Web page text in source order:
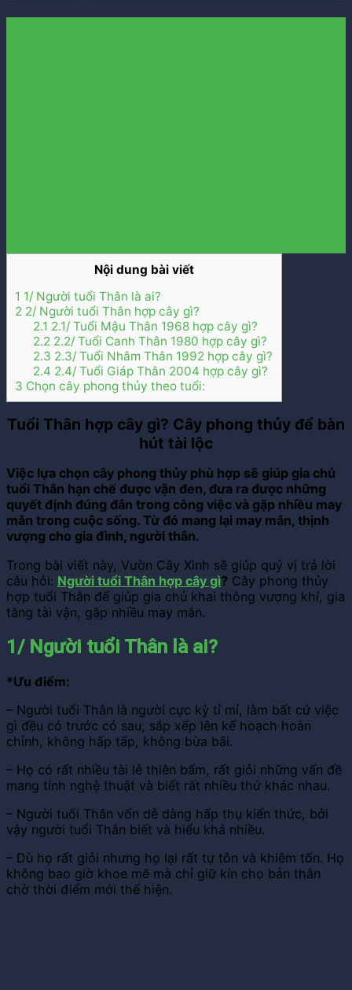
Nội dung bài viết
1 1/ Người tuổi Thân là ai?
2 2/ Người tuổi Thân hợp cây gì?
2.1 2.1/ Tuổi Mậu Thân 1968 hợp cây gì?
2.2 2.2/ Tuổi Canh Thân 1980 hợp cây gì?
2.3 2.3/ Tuổi Nhâm Thân 1992 hợp cây gì?
2.4 2.4/ Tuổi Giáp Thân 2004 hợp cây gì?
3 Chọn cây phong thủy theo tuổi:
Tuổi Thân hợp cây gì? Cây phong thủy để bàn
hút tài lộc
Việc lựa chọn cây phong thủy phù hợp sẽ giúp gia chủ
tuổi Thân hạn chế được vận đen, đưa ra được những
quyết định đúng đắn trong công việc và gặp nhiều may
mắn trong cuộc sống. Từ đó mang lại may mắn, thịnh
vượng cho gia đình, người thân.
Trong bài viết này, Vườn Cây Xinh sẽ giúp quý vị trả lời
câu hỏi: Người tuổi Thân hợp cây gì? Cây phong thủy
hợp tuổi Thân để giúp gia chủ khai thông vượng khí, gia
tăng tài vận, gặp nhiều may mắn.
1/ Người tuổi Thân là ai?
*Ưu điểm:
– Người tuổi Thân là người cực kỳ tỉ mỉ, làm bất cứ việc
gì đều có trước có sau, sắp xếp lên kế hoạch hoàn
chỉnh, không hấp tấp, không bừa bãi.
– Họ có rất nhiều tài lẻ thiên bẩm, rất giỏi những vấn đề
mang tính nghệ thuật và biết rất nhiều thứ khác nhau.
– Người tuổi Thân vốn dễ dàng hấp thụ kiến thức, bởi
vậy người tuổi Thân biết và hiểu khá nhiều.
– Dù họ rất giỏi nhưng họ lại rất tự tôn và khiêm tốn. Họ
không bao giờ khoe mẽ mà chỉ giữ kín cho bản thân
chờ thời điểm mới thể hiện.